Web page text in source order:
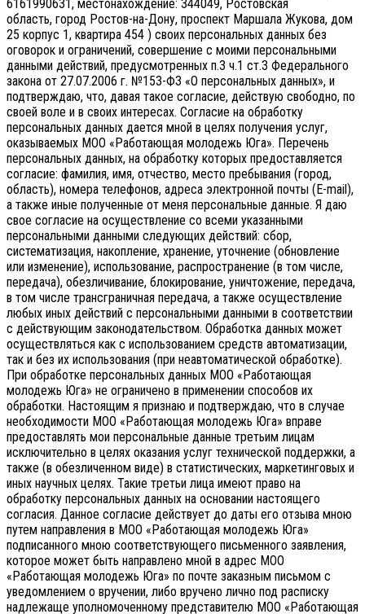
6161990631, местонахождение: 344049, Ростовская
область, город Ростов-на-Дону, проспект Маршала Жукова, дом
25 корпус 1, квартира 454 ) своих персональных данных без
оговорок и ограничений, совершение с моими персональными
данными действий, предусмотренных п.3 ч.1 ст.3 Федерального
закона от 27.07.2006 г. №153-ФЗ «О персональных данных», и
подтверждаю, что, давая такое согласие, действую свободно, по
своей воле и в своих интересах. Согласие на обработку
персональных данных дается мной в целях получения услуг,
оказываемых МОО «Работающая молодежь Юга». Перечень
персональных данных, на обработку которых предоставляется
согласие: фамилия, имя, отчество, место пребывания (город,
область), номера телефонов, адреса электронной почты (E-mail),
а также иные полученные от меня персональные данные. Я даю
свое согласие на осуществление со всеми указанными
персональными данными следующих действий: сбор,
систематизация, накопление, хранение, уточнение (обновление
или изменение), использование, распространение (в том числе,
передача), обезличивание, блокирование, уничтожение, передача,
в том числе трансграничная передача, а также осуществление
любых иных действий с персональными данными в соответствии
с действующим законодательством. Обработка данных может
осуществляться как с использованием средств автоматизации,
так и без их использования (при неавтоматической обработке).
При обработке персональных данных МОО «Работающая
молодежь Юга» не ограничено в применении способов их
обработки. Настоящим я признаю и подтверждаю, что в случае
необходимости МОО «Работающая молодежь Юга» вправе
предоставлять мои персональные данные третьим лицам
исключительно в целях оказания услуг технической поддержки, а
также (в обезличенном виде) в статистических, маркетинговых и
иных научных целях. Такие третьи лица имеют право на
обработку персональных данных на основании настоящего
согласия. Данное согласие действует до даты его отзыва мною
путем направления в МОО «Работающая молодежь Юга»
подписанного мною соответствующего письменного заявления,
которое может быть направлено мной в адрес МОО
«Работающая молодежь Юга» по почте заказным письмом с
уведомлением о вручении, либо вручено лично под расписку
надлежаще уполномоченному представителю МОО «Работающая